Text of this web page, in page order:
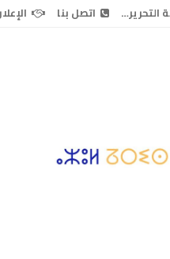
التحرير… اتصل بنا